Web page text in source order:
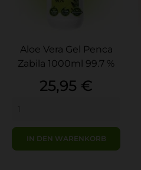
Aloe Vera Gel Penca
Zabila 1000ml 99.7 %
Preis
25,95 €
IN DEN WARENKORB